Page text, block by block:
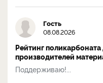
Гость
08.08.2026
Рейтинг
производителей
Поддерживаю!...